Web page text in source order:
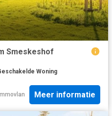
Smeskeshof
Woning
Meer informatie